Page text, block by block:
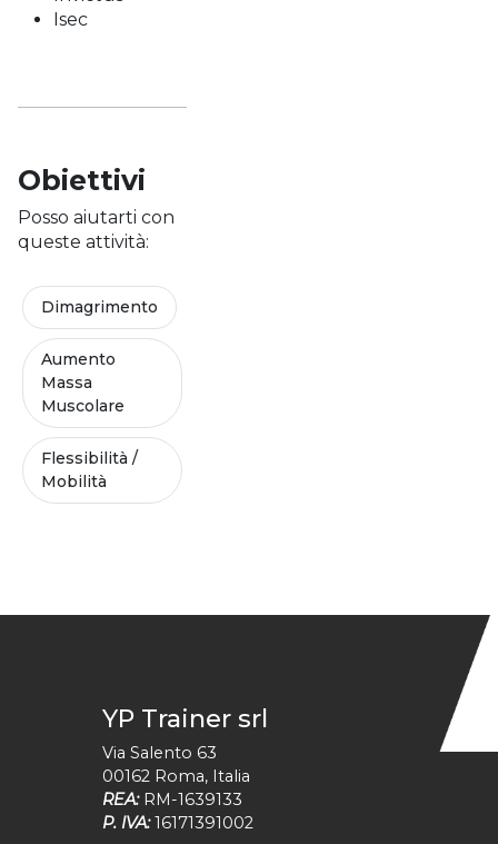
Isec
Obiettivi
Posso aiutarti con
queste attività:
Dimagrimento
Aumento
Massa
Muscolare
Flessibilità /
Mobilità
YP Trainer srl
Via Salento 63
00162 Roma, Italia
REA: RM-1639133
P. IVA: 16171391002